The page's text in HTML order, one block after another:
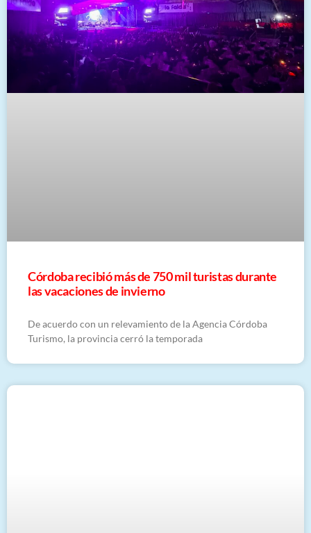
Córdoba recibió más de 750 mil turistas durante
las vacaciones de invierno
De acuerdo con un relevamiento de la Agencia Córdoba
Turismo, la provincia cerró la temporada